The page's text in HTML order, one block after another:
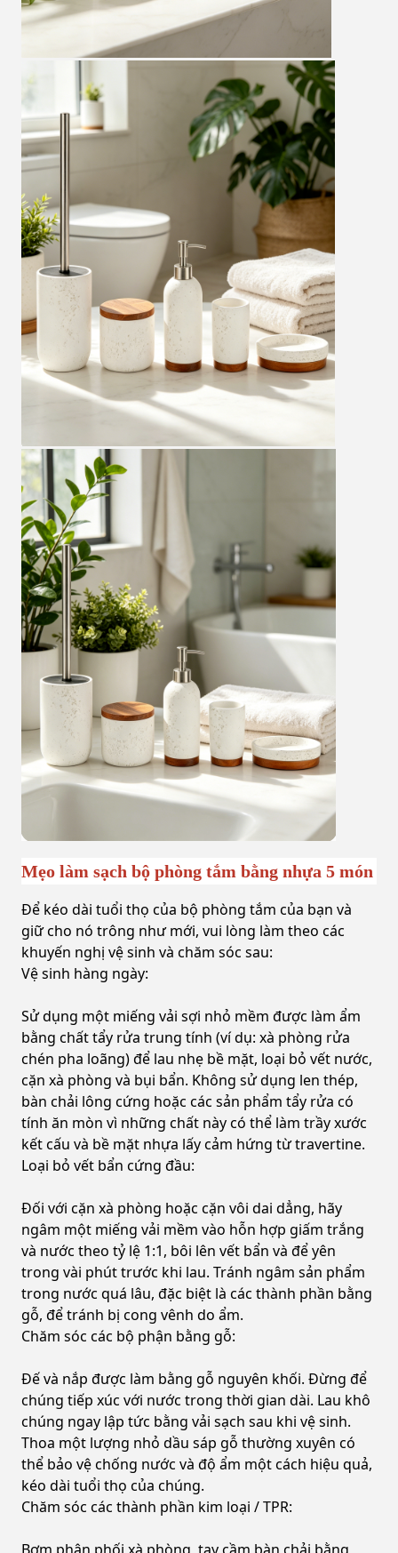
Mẹo làm sạch bộ phòng tắm bằng nhựa 5 món
Để kéo dài tuổi thọ của bộ phòng tắm của bạn và
giữ cho nó trông như mới, vui lòng làm theo các
khuyến nghị vệ sinh và chăm sóc sau:
Vệ sinh hàng ngày:
Sử dụng một miếng vải sợi nhỏ mềm được làm ẩm
bằng chất tẩy rửa trung tính (ví dụ: xà phòng rửa
chén pha loãng) để lau nhẹ bề mặt, loại bỏ vết nước,
cặn xà phòng và bụi bẩn. Không sử dụng len thép,
bàn chải lông cứng hoặc các sản phẩm tẩy rửa có
tính ăn mòn vì những chất này có thể làm trầy xước
kết cấu và bề mặt nhựa lấy cảm hứng từ travertine.
Loại bỏ vết bẩn cứng đầu:
Đối với cặn xà phòng hoặc cặn vôi dai dẳng, hãy
ngâm một miếng vải mềm vào hỗn hợp giấm trắng
và nước theo tỷ lệ 1:1, bôi lên vết bẩn và để yên
trong vài phút trước khi lau. Tránh ngâm sản phẩm
trong nước quá lâu, đặc biệt là các thành phần bằng
gỗ, để tránh bị cong vênh do ẩm.
Chăm sóc các bộ phận bằng gỗ:
Đế và nắp được làm bằng gỗ nguyên khối. Đừng để
chúng tiếp xúc với nước trong thời gian dài. Lau khô
chúng ngay lập tức bằng vải sạch sau khi vệ sinh.
Thoa một lượng nhỏ dầu sáp gỗ thường xuyên có
thể bảo vệ chống nước và độ ẩm một cách hiệu quả,
kéo dài tuổi thọ của chúng.
Chăm sóc các thành phần kim loại / TPR: